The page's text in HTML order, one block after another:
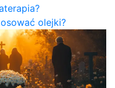
olejki?